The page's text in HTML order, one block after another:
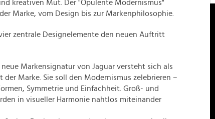
kreativen Mut. Der "Opulente Modernismus"
Marke, vom Design bis zur Markenphilosophie.
zentrale Designelemente den neuen Auftritt
neue Markensignatur von Jaguar versteht sich als
der Marke. Sie soll den Modernismus zelebrieren –
Symmetrie und Einfachheit. Groß- und
in visueller Harmonie nahtlos miteinander